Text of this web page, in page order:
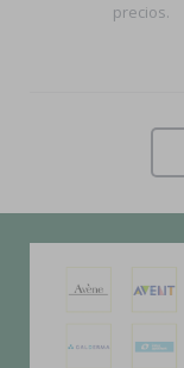
precios.